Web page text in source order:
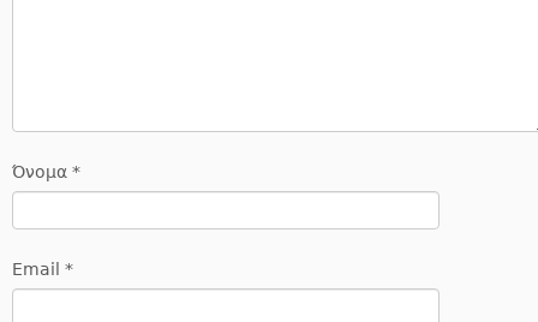
Όνομα *
Email *